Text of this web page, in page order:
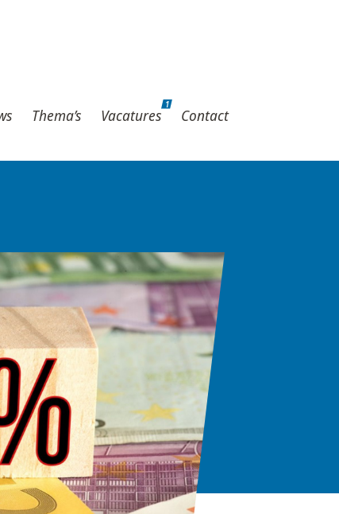
Thema’s Vacatures
1
Contact